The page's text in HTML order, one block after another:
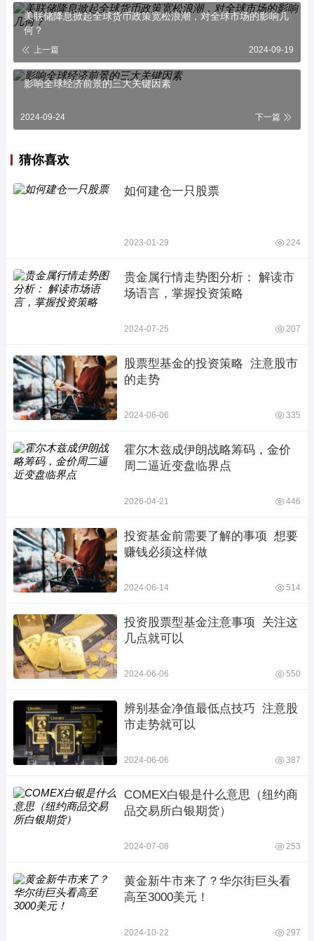
美联储降息掀起全球货币政策宽松浪潮，对全球市场的影响几
何？
上一篇 2024-09-19
影响全球经济前景的三大关键因素
2024-09-24 下一篇
猜你喜欢
如何建仓一只股票
2023-01-29 224
贵金属行情走势图分析： 解读市
场语言，掌握投资策略
2024-07-25 207
股票型基金的投资策略  注意股市
的走势
2024-06-06 335
霍尔木兹成伊朗战略筹码，金价
周二逼近变盘临界点
2026-04-21 446
投资基金前需要了解的事项  想要
赚钱必须这样做
2024-06-14 514
投资股票型基金注意事项  关注这
几点就可以
2024-06-06 550
辨别基金净值最低点技巧  注意股
市走势就可以
2024-06-06 387
COMEX白银是什么意思（纽约商
品交易所白银期货）
2024-07-08 253
黄金新牛市来了？华尔街巨头看
高至3000美元！
2024-10-22 297